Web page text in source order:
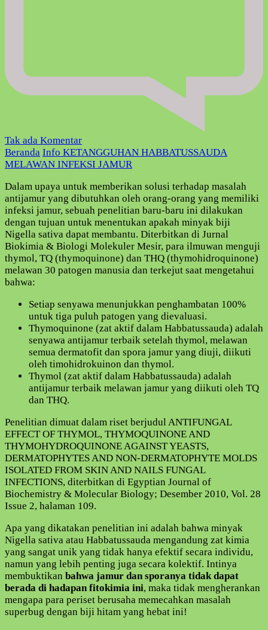
Tak ada Komentarpada
KETANGGUHAN
HABBATUSSAUDA
INFEKSI
JAMUR
Beranda Info KETANGGUHAN HABBATUSSAUDA
MELAWAN INFEKSI JAMUR
Dalam upaya untuk memberikan solusi terhadap masalah
antijamur yang dibutuhkan oleh orang-orang yang memiliki
infeksi jamur, sebuah penelitian baru-baru ini dilakukan
dengan tujuan untuk menentukan apakah minyak biji
Nigella sativa dapat membantu. Diterbitkan di Jurnal
Biokimia & Biologi Molekuler Mesir, para ilmuwan menguji
thymol, TQ (thymoquinone) dan THQ (thymohidroquinone)
melawan 30 patogen manusia dan terkejut saat mengetahui
bahwa:
Setiap senyawa menunjukkan penghambatan 100%
untuk tiga puluh patogen yang dievaluasi.
Thymoquinone (zat aktif dalam Habbatussauda) adalah
senyawa antijamur terbaik setelah thymol, melawan
semua dermatofit dan spora jamur yang diuji, diikuti
oleh timohidrokuinon dan thymol.
Thymol (zat aktif dalam Habbatussauda) adalah
antijamur terbaik melawan jamur yang diikuti oleh TQ
dan THQ.
Penelitian dimuat dalam riset berjudul ANTIFUNGAL
EFFECT OF THYMOL, THYMOQUINONE AND
THYMOHYDROQUINONE AGAINST YEASTS,
DERMATOPHYTES AND NON-DERMATOPHYTE MOLDS
ISOLATED FROM SKIN AND NAILS FUNGAL
INFECTIONS, diterbitkan di Egyptian Journal of
Biochemistry & Molecular Biology; Desember 2010, Vol. 28
Issue 2, halaman 109.
Apa yang dikatakan penelitian ini adalah bahwa minyak
Nigella sativa atau Habbatussauda mengandung zat kimia
yang sangat unik yang tidak hanya efektif secara individu,
namun yang lebih penting juga secara kolektif. Intinya
membuktikan bahwa jamur dan sporanya tidak dapat
berada di hadapan fitokimia ini, maka tidak mengherankan
mengapa para periset berusaha memecahkan masalah
superbug dengan biji hitam yang hebat ini!